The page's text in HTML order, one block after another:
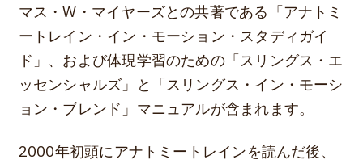
マス・W・マイヤーズとの共著である「アナトミ
ートレイン・イン・モーション・スタディガイ
ド」、および体現学習のための「スリングス・エ
ッセンシャルズ」と「スリングス・イン・モーシ
ョン・ブレンド」マニュアルが含まれます。
2000年初頭にアナトミートレインを読んだ後、